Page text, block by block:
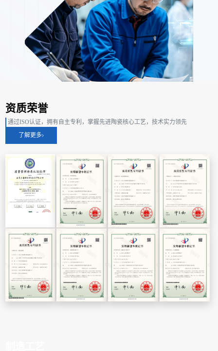
资质荣誉
通过ISO认证，拥有自主专利，掌握先进陶瓷核心工艺，技术实力领先
了解更多